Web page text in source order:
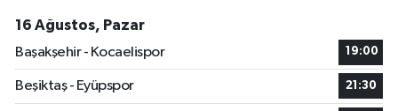
16 Ağustos, Pazar
Başakşehir - Kocaelispor
19:00
Beşiktaş - Eyüpspor 21:30